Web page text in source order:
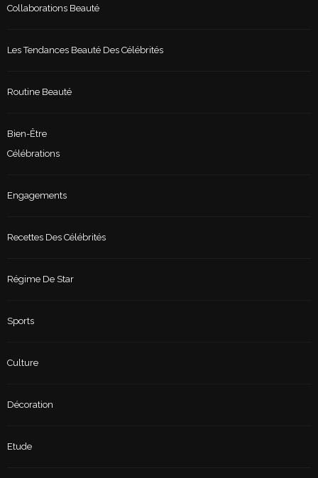
Collaborations Beauté
Les Tendances Beauté Des Célébrités
Routine Beauté
Bien-Être
Célébrations
Engagements
Recettes Des Célébrités
Régime De Star
Sports
Culture
Décoration
Etude